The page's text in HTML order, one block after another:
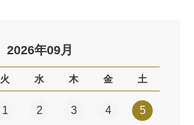
2026年09月
火 水 木 金 土
1 2 3 4 5